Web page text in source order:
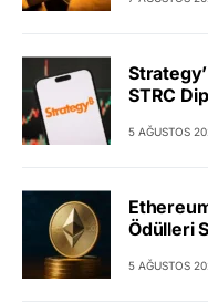
STRC
5 AĞUSTOS
Ödülleri
5 AĞUSTOS